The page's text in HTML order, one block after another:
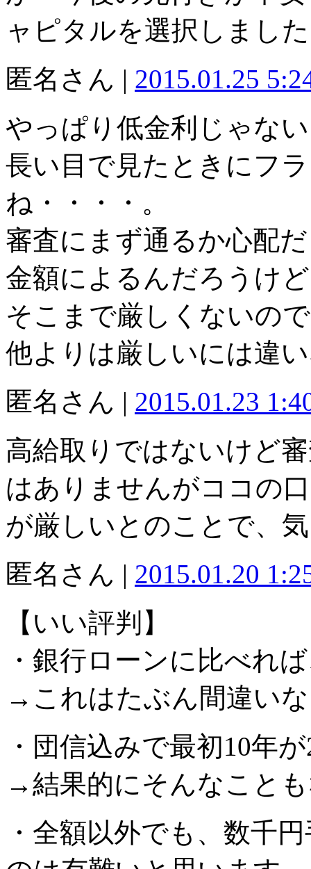
ャピタルを選択しました
匿名さん | 2015.01.25
やっぱり低金利じゃな
長い目で見たときにフ
ね・・・・。
審査にまず通るか心配
金額によるんだろうけ
そこまで厳しくないの
他よりは厳しいには違
匿名さん | 2015.01.23
高給取りではないけど
はありませんがココの
が厳しいとのことで、
匿名さん | 2015.01.20
【いい評判】
・銀行ローンに比べれ
→これはたぶん間違い
・団信込みで最初10年
→結果的にそんなこと
・全額以外でも、数千